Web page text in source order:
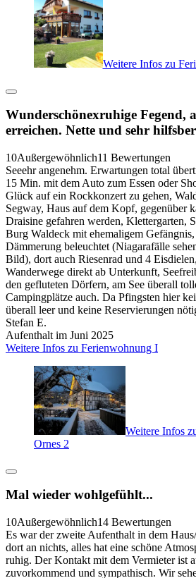
Weitere Infos zu
Wunderschönexruhige Fegend,
erreichen. Nette und sehr
10Außergewöhnlich11 Bewertungen
Seeehr angenehm. Erwartungen total
15 Min. mit dem Auto zum Essen oder
Glück auf ein Rockkonzert zu gehen,
Segway, Haus auf dem Kopf, gegenüber
Draisine gefahren werden, Klettergarten,
Burg Waldeck mit ehemaligem
Dämmerung beleuchtet (Niagarafälle
Bild), dort auch Riesenrad und 4
Wanderwege direkt ab Unterkunft,
den gefluteten Dörfern, am See überall
Campingplätze auch. Da Pfingsten hier
überall leer und keine Reservierungen
Stefan E.
Aufenthalt im Juni 2025
Weitere Infos zu Ferienwohnung I
Weitere Infos
Ornes 2
Mal wieder wohlgefühlt...
10Außergewöhnlich14 Bewertungen
Es war der zweite Aufenthalt in dem
dort an nichts, alles hat eine schöne
ruhig. Der Kontakt mit dem Vermieter ist
zuvorkommend und sympathisch. Wir